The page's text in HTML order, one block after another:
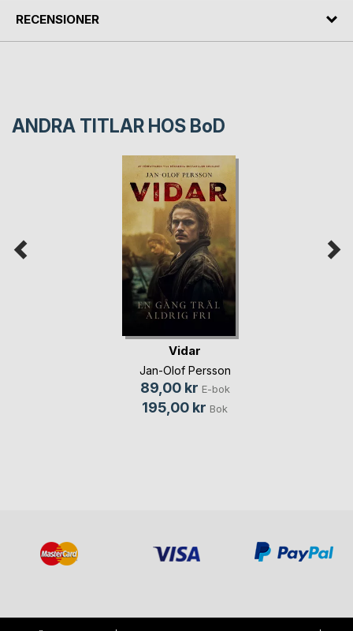
RECENSIONER
ANDRA TITLAR HOS BoD
Vidar
Jan-Olof Persson
89,00 kr E-bok
195,00 kr Bok